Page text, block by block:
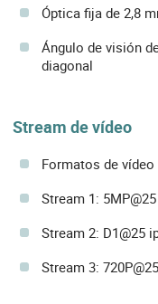
Óptica fija de 2,8
Ángulo de visión
diagonal
Stream de vídeo
Formatos de vídeo
Stream 1:
Stream 2: D1@25
Stream 3: